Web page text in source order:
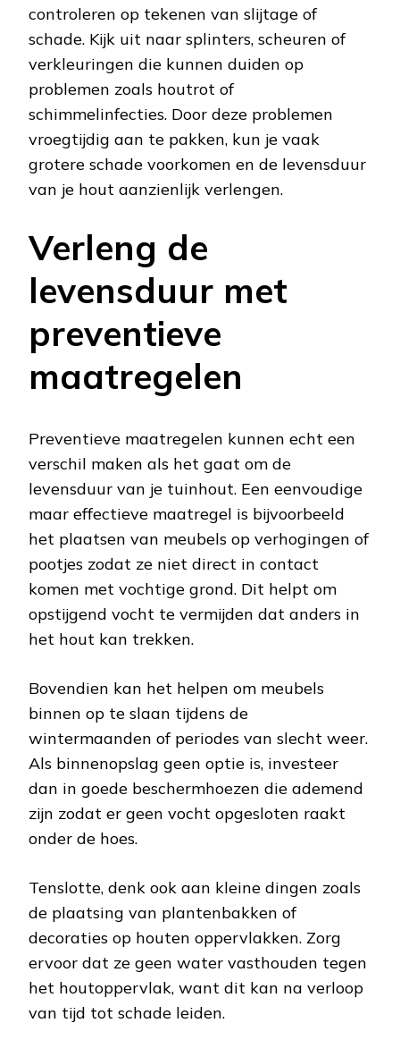
controleren op tekenen van slijtage of
schade. Kijk uit naar splinters, scheuren of
verkleuringen die kunnen duiden op
problemen zoals houtrot of
schimmelinfecties. Door deze problemen
vroegtijdig aan te pakken, kun je vaak
grotere schade voorkomen en de levensduur
van je hout aanzienlijk verlengen.
Verleng de
levensduur met
preventieve
maatregelen
Preventieve maatregelen kunnen echt een
verschil maken als het gaat om de
levensduur van je tuinhout. Een eenvoudige
maar effectieve maatregel is bijvoorbeeld
het plaatsen van meubels op verhogingen of
pootjes zodat ze niet direct in contact
komen met vochtige grond. Dit helpt om
opstijgend vocht te vermijden dat anders in
het hout kan trekken.
Bovendien kan het helpen om meubels
binnen op te slaan tijdens de
wintermaanden of periodes van slecht weer.
Als binnenopslag geen optie is, investeer
dan in goede beschermhoezen die ademend
zijn zodat er geen vocht opgesloten raakt
onder de hoes.
Tenslotte, denk ook aan kleine dingen zoals
de plaatsing van plantenbakken of
decoraties op houten oppervlakken. Zorg
ervoor dat ze geen water vasthouden tegen
het houtoppervlak, want dit kan na verloop
van tijd tot schade leiden.